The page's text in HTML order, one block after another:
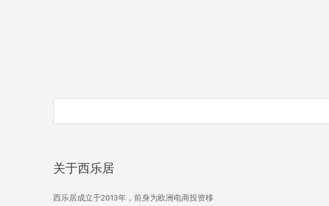
关于西乐居
西乐居成立于2013年，前身为欧洲电商投资移